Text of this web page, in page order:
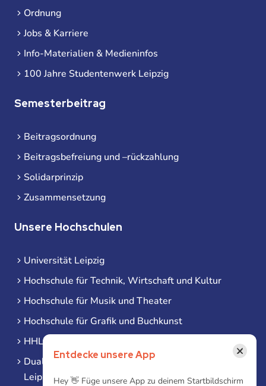
Ordnung
Jobs & Karriere
Info-Materialien & Medieninfos
100 Jahre Studentenwerk Leipzig
Semesterbeitrag
Beitragsordnung
Beitragsbefreiung und –rückzahlung
Solidarprinzip
Zusammensetzung
Unsere Hochschulen
Universität Leipzig
Hochschule für Technik, Wirtschaft und Kultur
Hochschule für Musik und Theater
Hochschule für Grafik und Buchkunst
HHL Leipzig
Duale Hochschule Sachsen (DHSN) am Standort
Leipzig
Entdecke unsere App ×
Hey 👋 Füge unsere App zu deinem Startbildschirm